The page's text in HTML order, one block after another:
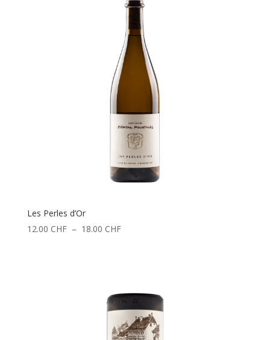
à
22.00 CHF
Les Perles d’Or
12.00 CHF – 18.00 CHFPlage
18.00 CHF